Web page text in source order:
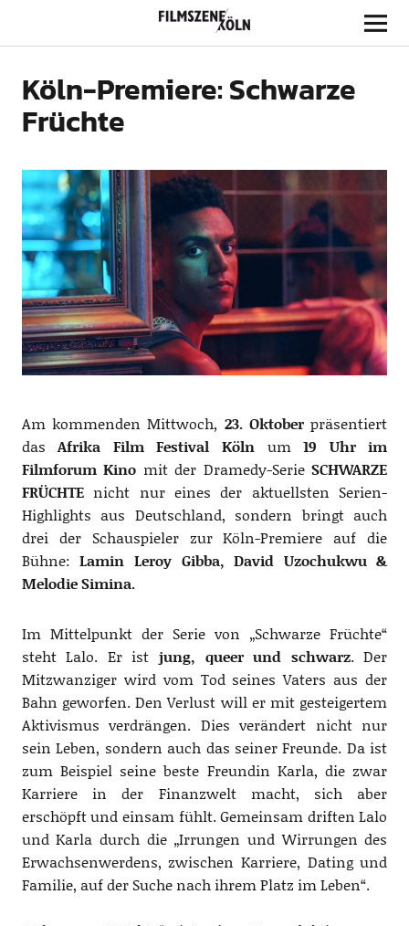
Filmszene Köln
Köln-Premiere: Schwarze
Früchte
Am kommenden Mittwoch, 23. Oktoberpräsentiert
dasAfrika Film Festival Köln um19 Uhr im
Filmforum Kino mit der Dramedy-SerieSCHWARZE
FRÜCHTE nicht nur eines der aktuellsten Serien-
Highlights aus Deutschland, sondern bringt auch
drei der Schauspieler zur Köln-Premiere auf die
Bühne:Lamin Leroy Gibba, David Uzochukwu &
Melodie Simina.
Im Mittelpunkt der Serie von „Schwarze Früchte“
steht Lalo. Er ist jung, queer und schwarz. Der
Mitzwanziger wird vom Tod seines Vaters aus der
Bahn geworfen. Den Verlust will er mit gesteigertem
Aktivismus verdrängen. Dies verändert nicht nur
sein Leben, sondern auch das seiner Freunde. Da ist
zum Beispiel seine beste Freundin Karla, die zwar
Karriere in der Finanzwelt macht, sich aber
erschöpft und einsam fühlt. Gemeinsam driften Lalo
und Karla durch die „Irrungen und Wirrungen des
Erwachsenwerdens, zwischen Karriere, Dating und
Familie, auf der Suche nach ihrem Platz im Leben“.